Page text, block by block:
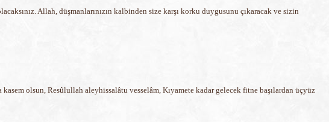
Allah, düşmanlarınızın kalbinden size karşı korku duygusunu çıkaracak ve sizin
olsun, Resûlullah aleyhissalâtu vesselâm, Kıyamete kadar gelecek fitne başılardan üçyüz